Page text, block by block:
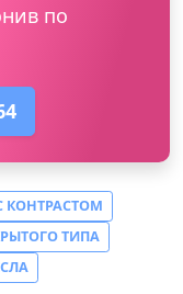
по
КОНТРАСТОМ
ТИПА